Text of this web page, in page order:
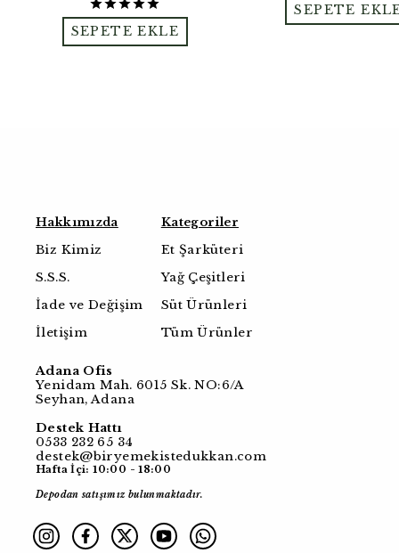
SEPETE EKLE
SEPETE
Hakkımızda
Biz Kimiz
S.S.S.
İade ve Değişim
İletişim
Kategoriler
Et Şarküteri
Yağ Çeşitleri
Süt Ürünleri
Tüm Ürünler
Adana Ofis
Yenidam Mah. 6015 Sk. NO:6/A
Seyhan, Adana
Destek Hattı
0533 232 65 34
destek@biryemekistedukkan.com
Hafta İçi: 10:00 - 18:00
Depodan satışımız bulunmaktadır.